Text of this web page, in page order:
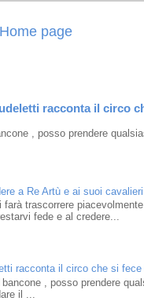
Home page
racconta il circo
, posso prendere
a Re Artù e ai suoi cavalieri
farà trascorrere
fede e al credere...
racconta il circo che si fece
, posso prendere
il ...